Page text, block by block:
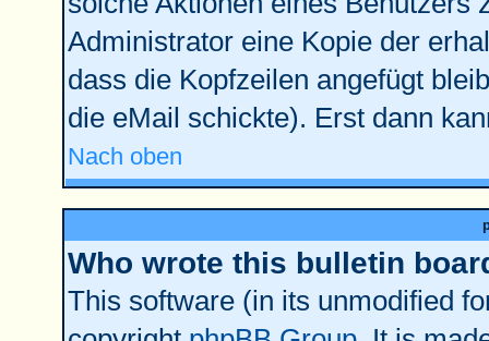
Administrator eine Kopie der
dass die Kopfzeilen angefügt
die eMail schickte). Erst dann
Nach oben
Who wrote this bulletin
This software (in its unmodified